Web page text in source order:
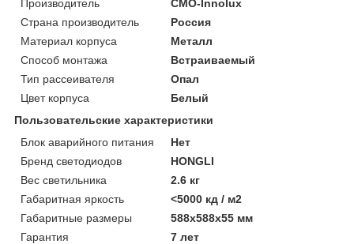
Производитель
CMO-Innolux
Страна производитель
Россия
Материал корпуса
Металл
Способ монтажа
Встраиваемый
Тип рассеивателя
Опал
Цвет корпуса
Белый
Пользовательские характеристики
Блок аварийного питания
Нет
Бренд светодиодов
HONGLI
Вес светильника
2.6 кг
Габаритная яркость
<5000 кд / м2
Габаритные размеры
588х588х55 мм
Гарантия
7 лет